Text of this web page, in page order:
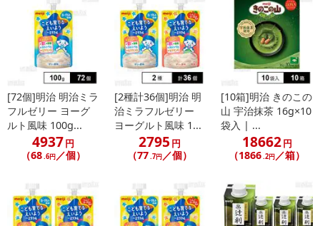
[72個]明治 明治ミラ
フルゼリー ヨーグ
ルト風味 100g...
4937円
（68.6円／個）
[2種計36個]明治 明
治ミラフルゼリー
ヨーグルト風味 1...
2795 円
（77.7円／個）
[10箱]明治 きのこの
山 宇治抹茶 16g×10
袋入 | ...
18662円
（1866.2円／箱）